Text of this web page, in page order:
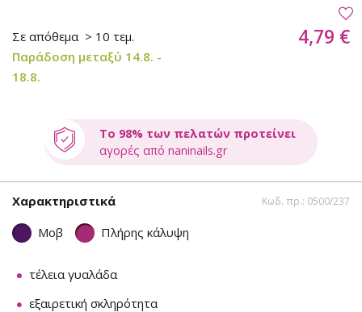
Σε απόθεμα > 10 τεμ.
Παράδοση μεταξύ 14.8. -
18.8.
4,79 €
Το 98% των πελατών προτείνει
αγορές από naninails.gr
Χαρακτηριστικά Κωδ. πρ.: 0500/237
Μοβ Πλήρης κάλυψη
τέλεια γυαλάδα
εξαιρετική σκληρότητα